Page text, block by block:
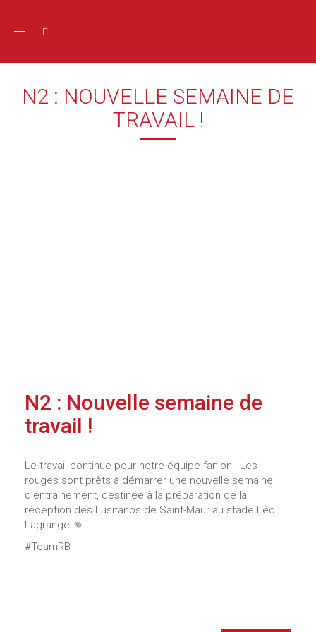
Toggle navigation
N2 : NOUVELLE SEMAINE DE
TRAVAIL !
N2 : Nouvelle semaine de
travail !
Le travail continue pour notre équipe fanion ! Les
rouges sont prêts à démarrer une nouvelle semaine
d’entrainement, destinée à la préparation de la
réception des Lusitanos de Saint-Maur au stade Léo
Lagrange 👊
#TeamRB